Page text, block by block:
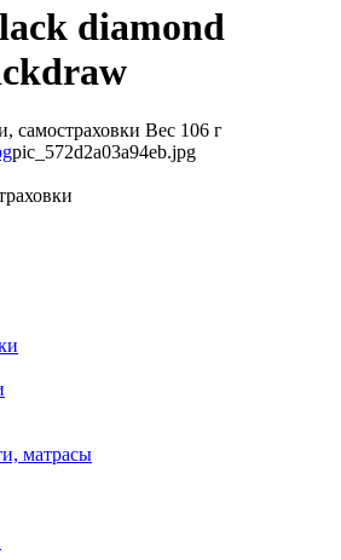
diamond
самостраховки Вес 106 г
pic_572d2a03a94eb.jpg
матрасы